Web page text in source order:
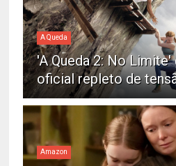
A Queda
'A Queda 2: No Limite'
oficial repleto de
Amazon